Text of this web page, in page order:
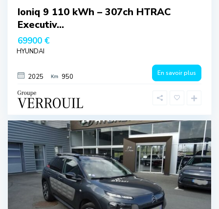
Ioniq 9 110 kWh – 307ch HTRAC
Executiv...
69900 €
HYUNDAI
2025 950 En savoir plus